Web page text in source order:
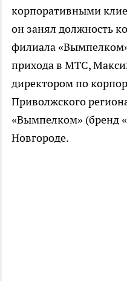
корпоративными
он занял должность
филиала
прихода в МТС,
директором по
Приволжского
«Вымпелком» (бренд
Новгороде.